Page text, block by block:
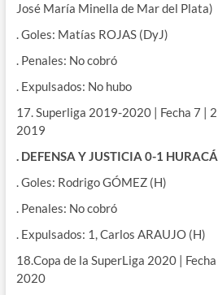
José María Minella de Mar del Plata)
. Goles: Matías ROJAS (DyJ)
. Penales: No cobró
. Expulsados: No hubo
17. Superliga 2019-2020 | Fecha 7 |
2019
. DEFENSA Y JUSTICIA 0-1
. Goles: Rodrigo GÓMEZ (H)
. Penales: No cobró
. Expulsados: 1, Carlos ARAUJO (H)
18.Copa de la SuperLiga 2020 |
2020